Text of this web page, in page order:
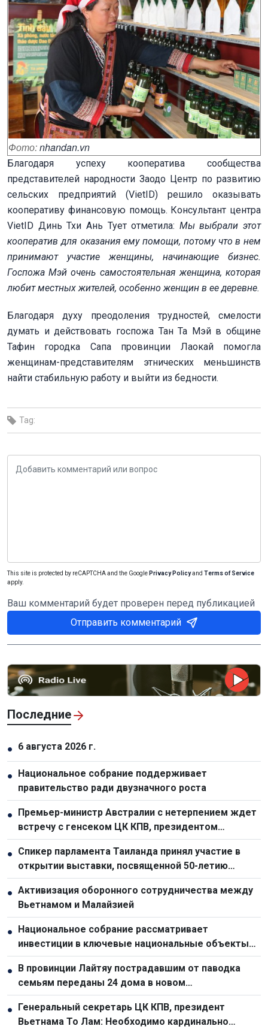
Фото:nhandan.vn
Благодаря успеху кооператива сообщества
представителей народности Заодо Центр по развитию
сельских предприятий (VietID) решило оказывать
кооперативу финансовую помощь. Консультант центра
VietID Динь Тхи Ань Тует отметила: Мы выбрали этот
кооператив для оказания ему помощи, потому что в нем
принимают участие женщины, начинающие бизнес.
Госпожа Мэй очень самостоятельная женщина, которая
любит местных жителей, особенно женщин в ее деревне.
Благодаря духу преодоления трудностей, смелости
думать и действовать госпожа Тан Та Мэй в общине
Тафин городка Сапа провинции Лаокай помогла
женщинам-представителям этнических меньшинств
найти стабильную работу и выйти из бедности.
Tag:
This site is protected by reCAPTCHA and the Google Privacy Policyand Terms of Service
apply.
Ваш комментарий будет проверен перед публикацией
Отправить комментарий
Последние
● 6 августа 2026 г.
● Национальное собрание поддерживает
правительство ради двузначного роста
● Премьер-министр Австралии с нетерпением ждет
встречу с генсеком ЦК КПВ, президентом
Вьетнама То Ламом
● Спикер парламента Таиланда принял участие в
открытии выставки, посвященной 50-летию
отношений с Вьетнамом
● Активизация оборонного сотрудничества между
Вьетнамом и Малайзией
● Национальное собрание рассматривает
инвестиции в ключевые национальные объекты
для стимулирования экономического роста
● В провинции Лайтяу пострадавшим от паводка
семьям переданы 24 дома в новом
переселенческом посёлке
● Генеральный секретарь ЦК КПВ, президент
Вьетнама То Лам: Необходимо кардинально